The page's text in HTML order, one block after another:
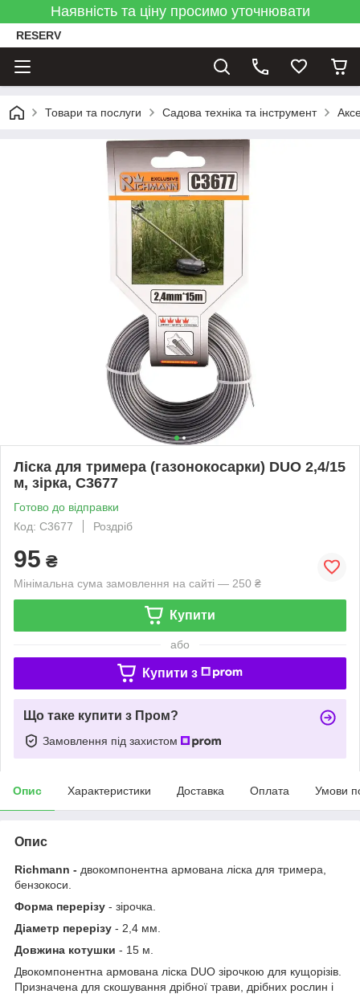
Наявність та ціну просимо уточнювати
RESERV
Товари та послуги Садова техніка та інструмент
Ліска для тримера (газонокосарки) DUO 2,4/15
м, зірка, C3677
Готово до відправки
Код: C3677
Роздріб
95 ₴
Мінімальна сума замовлення на сайті — 250 ₴
Купити
або
Купити з
Що таке купити з Пром?
Замовлення під захистом
Опис Характеристики Доставка Оплата Умови
Опис
Richmann - двокомпонентна армована ліска для тримера,
бензокоси.
Форма перерізу - зірочка.
Діаметр перерізу - 2,4 мм.
Довжина котушки - 15 м.
Двокомпонентна армована ліска DUO зірочкою для кущорізів.
Призначена для скошування дрібної трави, дрібних рослин і